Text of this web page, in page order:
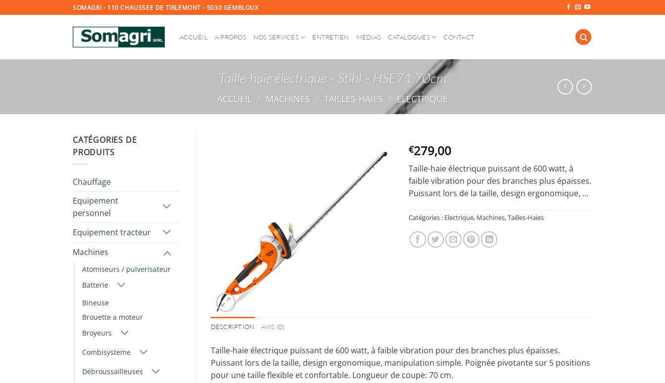
au
SOMAGRI - 110 CHAUSSEE DE TIRLEMONT - 5030 GEMBLOUX
ACCUEIL A PROPOS NOS SERVICES ENTRETIEN MÉDIAS CATALOGUES CONTACT
Taille-haie électrique – Stihl – HSE71 70cm
ACCUEIL / MACHINES / TAILLES-HAIES / ELECTRIQUE
CATÉGORIES DE
PRODUITS
Chauffage
Equipement
personnel
Equipement tracteur
Machines
Atomiseurs / pulverisateur
Batterie
Bineuse
Brouette a moteur
Broyeurs
Combisysteme
Débroussailleuses
Ajouter
à la
€279,00
Taille-haie électrique puissant de 600 watt, à
faible vibration pour des branches plus épaisses.
Puissant lors de la taille, design ergonomique, …
Catégories : Electrique, Machines,Tailles-Haies
DESCRIPTION AVIS (0)
Taille-haie électrique puissant de 600 watt, à faible vibration pour des branches plus épaisses.
Puissant lors de la taille, design ergonomique, manipulation simple. Poignée pivotante sur 5 positions
pour une taille flexible et confortable. Longueur de coupe: 70 cm.